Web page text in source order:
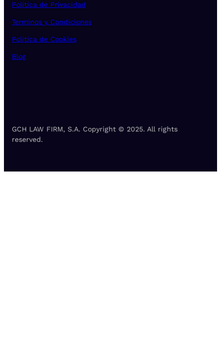
Política de Privacidad
Terminos y Condiciones
Politica de Cookies
Blog
GCH LAW FIRM, S.A. Copyright © 2025. All rights
reserved.